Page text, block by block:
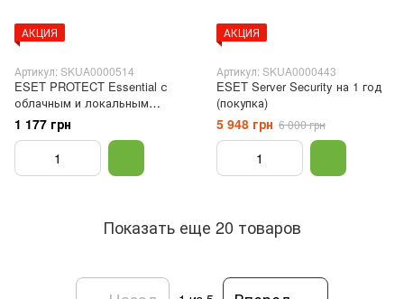
АКЦИЯ
Артикул: SKUA0000514
ESET PROTECT Essential с
облачным и локальным
управлением на 1 год
(покупка)
1 177 грн
АКЦИЯ
Артикул: SKUA0000443
ESET Server Security на 1 год
(покупка)
5 948 грн 6 000 грн
Показать еще 20 товаров